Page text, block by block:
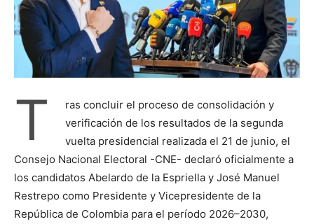
T
ras concluir el proceso de consolidación y
verificación de los resultados de la segunda
vuelta presidencial realizada el 21 de junio, el
Consejo Nacional Electoral -CNE- declaró oficialmente a
los candidatos Abelardo de la Espriella y José Manuel
Restrepo como Presidente y Vicepresidente de la
República de Colombia para el período 2026–2030,